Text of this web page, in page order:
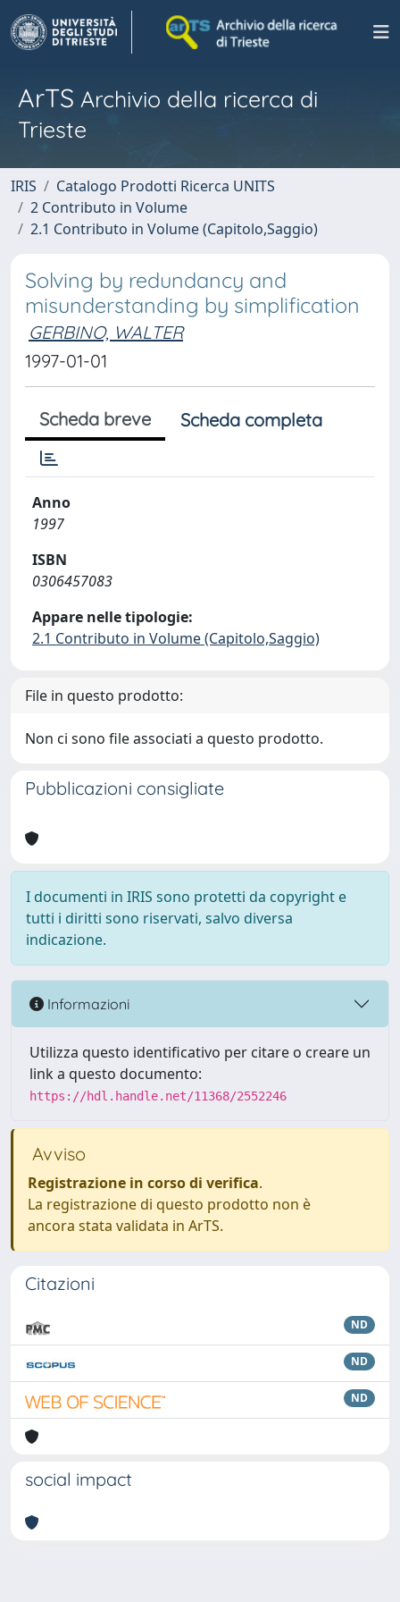
ArTS Archivio della ricerca di
Trieste
IRIS
Catalogo Prodotti Ricerca UNITS
2 Contributo in Volume
2.1 Contributo in Volume (Capitolo,Saggio)
Solving by redundancy and
misunderstanding by simplification
GERBINO, WALTER
1997-01-01
Scheda breve Scheda completa
Anno
1997
ISBN
0306457083
Appare nelle tipologie:
2.1 Contributo in Volume (Capitolo,Saggio)
File in questo prodotto:
Non ci sono file associati a questo prodotto.
Pubblicazioni consigliate
I documenti in IRIS sono protetti da copyright e
tutti i diritti sono riservati, salvo diversa
indicazione.
Informazioni
Utilizza questo identificativo per citare o creare un
link a questo documento:
https://hdl.handle.net/11368/2552246
Avviso
Registrazione in corso di verifica.
La registrazione di questo prodotto non è
ancora stata validata in ArTS.
Citazioni
ND
ND
ND
social impact